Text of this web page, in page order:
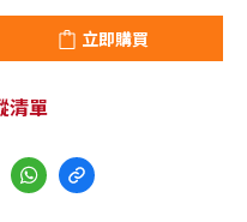
立即購買
清單